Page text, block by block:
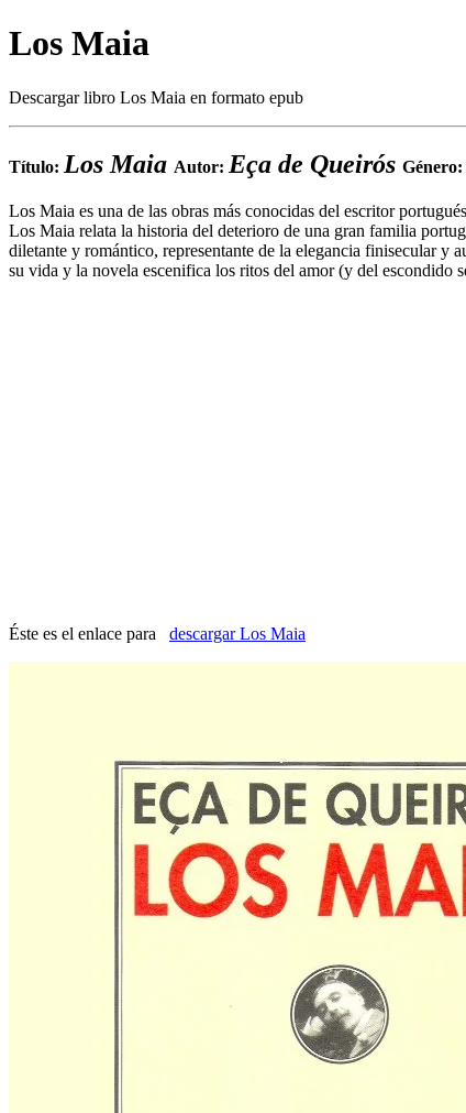
Los Maia
Descargar libro Los Maia en formato epub
Título: Los Maia Autor: Eça de Queirós Género:
Los Maia es una de las obras más conocidas del escritor
Los Maia relata la historia del deterioro de una gran familia
diletante y romántico, representante de la elegancia finisecular
su vida y la novela escenifica los ritos del amor (y del escondido
Éste es el enlace para descargar Los Maia